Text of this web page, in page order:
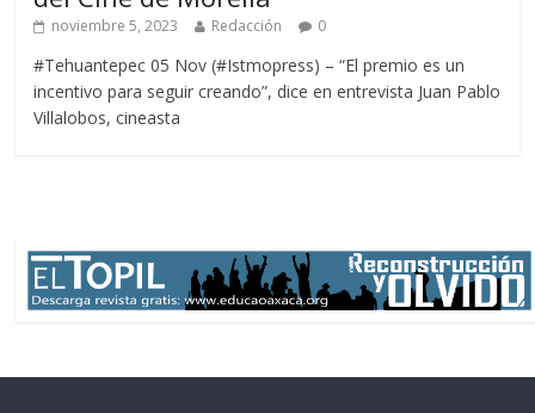
noviembre 5, 2023 Redacción 0
#Tehuantepec 05 Nov (#Istmopress) – “El premio es un
incentivo para seguir creando”, dice en entrevista Juan Pablo
Villalobos, cineasta